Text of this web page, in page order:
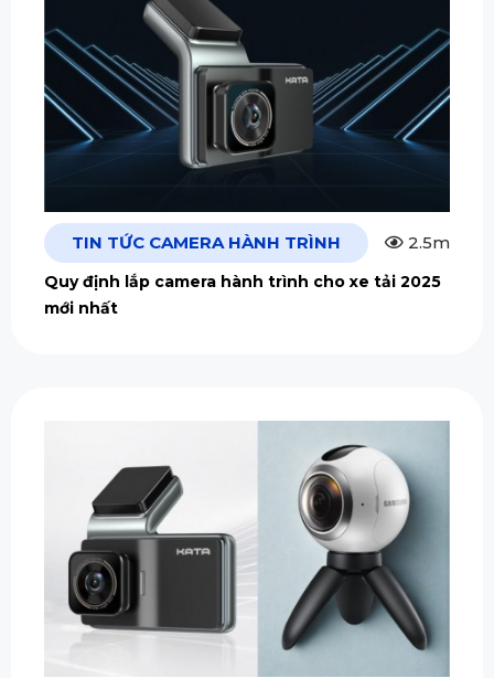
TIN TỨC CAMERA HÀNH TRÌNH 2.5m
Quy định lắp camera hành trình cho xe tải 2025
mới nhất